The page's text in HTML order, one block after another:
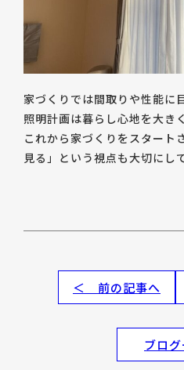
家づくりでは間取りや性能に
照明計画は暮らし心地を大き
これから家づくりをスタート
見る」という視点も大切にし
＜ 前の記事へ
ブロ